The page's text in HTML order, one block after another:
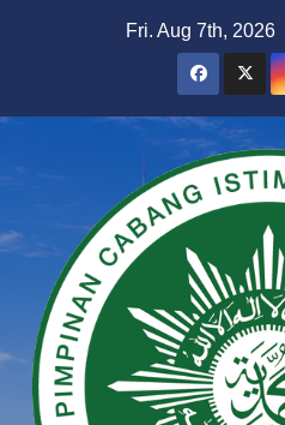
Fri. Aug 7th, 2026